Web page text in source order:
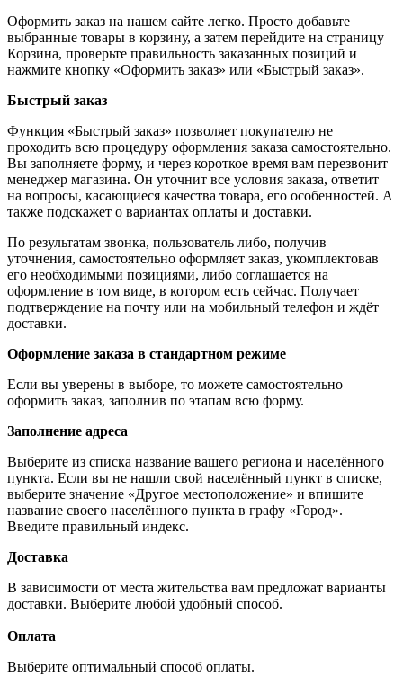
Оформить заказ на нашем сайте легко. Просто добавьте
выбранные товары в корзину, а затем перейдите на страницу
Корзина, проверьте правильность заказанных позиций и
нажмите кнопку «Оформить заказ» или «Быстрый заказ».
Быстрый заказ
Функция «Быстрый заказ» позволяет покупателю не
проходить всю процедуру оформления заказа самостоятельно.
Вы заполняете форму, и через короткое время вам перезвонит
менеджер магазина. Он уточнит все условия заказа, ответит
на вопросы, касающиеся качества товара, его особенностей. А
также подскажет о вариантах оплаты и доставки.
По результатам звонка, пользователь либо, получив
уточнения, самостоятельно оформляет заказ, укомплектовав
его необходимыми позициями, либо соглашается на
оформление в том виде, в котором есть сейчас. Получает
подтверждение на почту или на мобильный телефон и ждёт
доставки.
Оформление заказа в стандартном режиме
Если вы уверены в выборе, то можете самостоятельно
оформить заказ, заполнив по этапам всю форму.
Заполнение адреса
Выберите из списка название вашего региона и населённого
пункта. Если вы не нашли свой населённый пункт в списке,
выберите значение «Другое местоположение» и впишите
название своего населённого пункта в графу «Город».
Введите правильный индекс.
Доставка
В зависимости от места жительства вам предложат варианты
доставки. Выберите любой удобный способ.
Оплата
Выберите оптимальный способ оплаты.